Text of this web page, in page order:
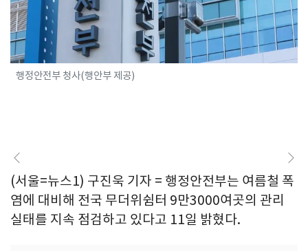
행정안전부 청사(행안부 제공)
(서울=뉴스1) 구진욱 기자 = 행정안전부는 여름철 폭
염에 대비해 전국 무더위쉼터 9만3000여곳의 관리
실태를 지속 점검하고 있다고 11일 밝혔다.